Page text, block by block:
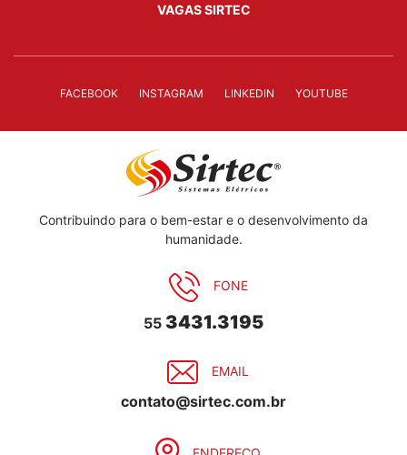
VAGAS SIRTEC
FACEBOOK INSTAGRAM LINKEDIN YOUTUBE
Contribuindo para o bem-estar e o desenvolvimento da
humanidade.
FONE
55 3431.3195
EMAIL
contato@sirtec.com.br